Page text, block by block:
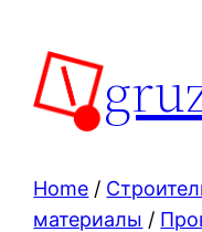
content
Home /
материалы /